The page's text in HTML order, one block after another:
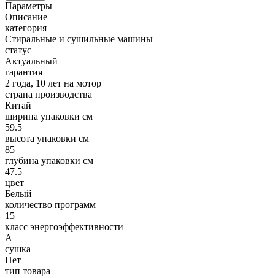
Параметры
Описание
категория
Стиральные и сушильные машины
статус
Актуальный
гарантия
2 года, 10 лет на мотор
страна производства
Китай
ширина упаковки см
59.5
высота упаковки см
85
глубина упаковки см
47.5
цвет
Белый
количество программ
15
класс энергоэффективности
A
сушка
Нет
тип товара